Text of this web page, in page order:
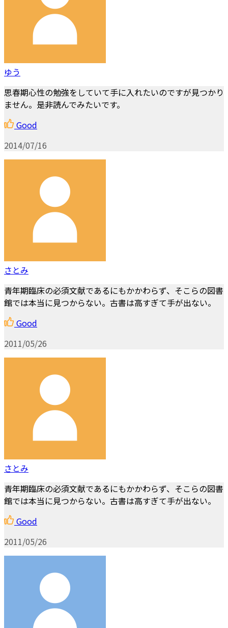
ゆう
思春期心性の勉強をしていて手に入れたいのですが見つかり
ません。是非読んでみたいです。
Good
2014/07/16
さとみ
青年期臨床の必須文献であるにもかかわらず、そこらの図書
館では本当に見つからない。古書は高すぎて手が出ない。
Good
2011/05/26
さとみ
青年期臨床の必須文献であるにもかかわらず、そこらの図書
館では本当に見つからない。古書は高すぎて手が出ない。
Good
2011/05/26